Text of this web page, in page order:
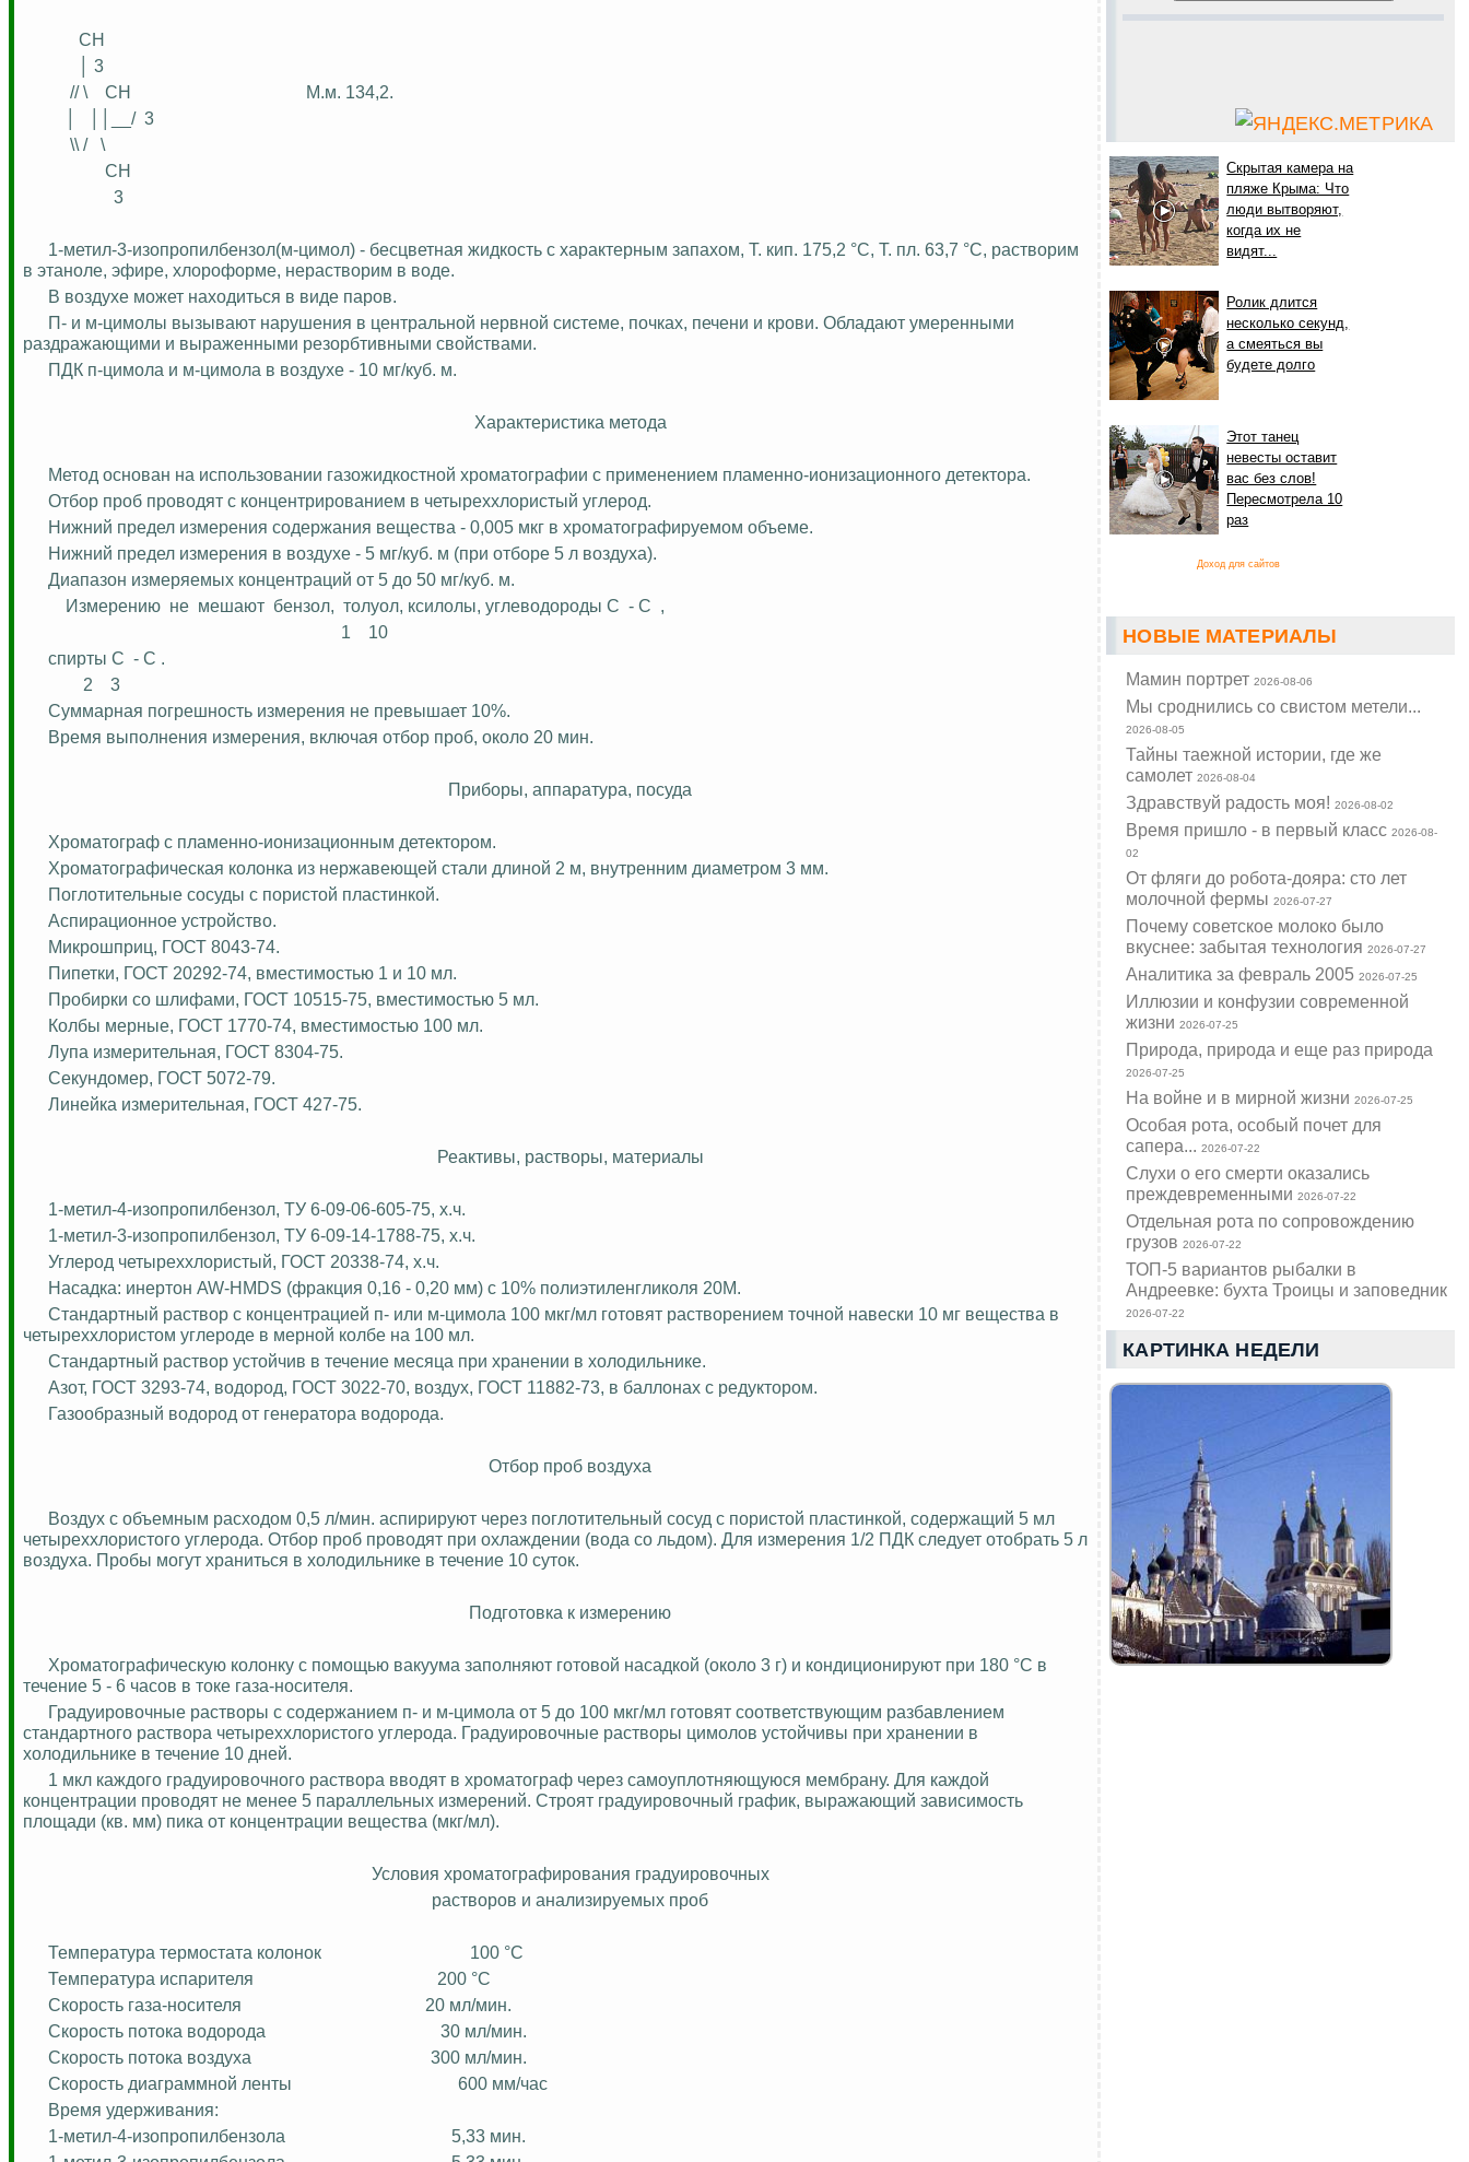
Скрытая камера на
пляже Крыма: Что
люди вытворяют,
когда их не
видят...
Ролик длится
несколько секунд,
а смеяться вы
будете долго
Этот танец
невесты оставит
вас без слов!
Пересмотрела 10
раз
Доход для сайтов
НОВЫЕ МАТЕРИАЛЫ
Мамин портрет2026-08-06
Мы сроднились со свистом метели...
2026-08-05
Тайны таежной истории, где же
самолет2026-08-04
Здравствуй радость моя!2026-08-02
Время пришло - в первый класс2026-08-
02
От фляги до робота-дояра: сто лет
молочной фермы2026-07-27
Почему советское молоко было
вкуснее: забытая технология2026-07-27
Аналитика за февраль 20052026-07-25
Иллюзии и конфузии современной
жизни2026-07-25
Природа, природа и еще раз природа
2026-07-25
На войне и в мирной жизни2026-07-25
Особая рота, особый почет для
сапера...2026-07-22
Слухи о его смерти оказались
преждевременными2026-07-22
Отдельная рота по сопровождению
грузов2026-07-22
ТОП-5 вариантов рыбалки в
Андреевке: бухта Троицы и заповедник
2026-07-22
КАРТИНКА НЕДЕЛИ
CH
│ 3
// \
CH М.м . 134,2.
││__/ 3
\\ /
\
CH
3
1-метил-3-изопропилбензол(м-цимол) - бесцветная жидкость с характерным запахом, Т. кип. 175,2 °С, Т. пл. 63,7 °С, растворим
в этаноле, эфире, хлороформе, нерастворим в воде.
В воздухе может находиться в виде паров.
П- и м-цимолы вызывают нарушения в центральной нервной системе, почках, печени и крови. Обладают умеренными
раздражающими и выраженными резорбтивными свойствами.
ПДК п-цимола и м-цимола в воздухе - 10 мг/куб. м.
Характеристика метода
Метод основан на использовании газожидкостной хроматографии с применением пламенно-ионизационного детектора.
Отбор проб проводят с концентрированием в четыреххлористый углерод.
Нижний предел измерения содержания вещества - 0,005 мкг в хроматографируемом объеме.
Нижний предел измерения в воздухе - 5 мг/куб. м (при отборе 5 л воздуха).
Диапазон измеряемых концентраций от 5 до 50 мг/куб. м.
Измерению не мешают бензол, толуол, ксилолы, углеводороды C - C
1
10
спирты C - C .
2
3
Суммарная погрешность измерения не превышает 10%.
Время выполнения измерения, включая отбор проб, около 20 мин.
Приборы, аппаратура, посуда
Хроматограф с пламенно-ионизационным детектором.
Хроматографическая колонка из нержавеющей стали длиной 2 м, внутренним диаметром 3 мм.
Поглотительные сосуды с пористой пластинкой.
Аспирационное устройство.
Микрошприц , ГОСТ 8043-74.
Пипетки, ГОСТ 20292-74, вместимостью 1 и 10 мл.
Пробирки со шлифами, ГОСТ 10515-75, вместимостью 5 мл.
Колбы мерные, ГОСТ 1770-74, вместимостью 100 мл.
Лупа измерительная, ГОСТ 8304-75.
Секундомер, ГОСТ 5072-79.
Линейка измерительная, ГОСТ 427-75.
Реактивы, растворы, материалы
1-метил-4-изопропилбензол, ТУ 6-09-06-605-75, х. ч
1-метил-3-изопропилбензол, ТУ 6-09-14-1788-75, х. ч
Углерод четыреххлористый, ГОСТ 20338-74, х. ч
Насадка: инертон AW-HMDS (фракция 0,16 - 0,20 мм) с 10% полиэтиленгликоля 20М.
Стандартный раствор с концентрацией п- или м-цимола 100 мкг/мл готовят растворением точной навески 10 мг вещества в
четыреххлористом углероде в мерной колбе на 100 мл.
Стандартный раствор устойчив в течение месяца при хранении в холодильнике.
Азот, ГОСТ 3293-74, водород, ГОСТ 3022-70, воздух, ГОСТ 11882-73, в баллонах с редуктором.
Газообразный водород от генератора водорода.
Отбор проб воздуха
Воздух с объемным расходом 0,5 л/мин. аспирируют через поглотительный сосуд с пористой пластинкой, содержащий 5 мл
четыреххлористого углерода. Отбор проб проводят при охлаждении (вода со льдом). Для измерения 1/2 ПДК следует отобрать 5 л
воздуха. Пробы могут храниться в холодильнике в течение 10 суток.
Подготовка к измерению
Хроматографическую колонку с помощью вакуума заполняют готовой насадкой (около 3 г) и кондиционируют при 180 °С в
течение 5 - 6 часов в токе газа-носителя.
Градуировочные растворы с содержанием п- и м-цимола от 5 до 100 мкг/мл готовят соответствующим разбавлением
стандартного раствора четыреххлористого углерода. Градуировочные растворы цимолов устойчивы при хранении в
холодильнике в течение 10 дней.
1 мкл каждого градуировочного раствора вводят в хроматограф через самоуплотняющуюся мембрану. Для каждой
концентрации проводят не менее 5 параллельных измерений. Строят градуировочный график, выражающий зависимость
площади (кв. мм) пика от концентрации вещества (мкг/мл).
Условия хроматографирования градуировочных
растворов и анализируемых проб
Температура термостата колонок 100 °С
Температура испарителя
200 °С
Скорость газа-носителя
20 мл/мин.
Скорость потока водорода
30 мл/мин.
Скорость потока воздуха
300 мл/мин.
Скорость диаграммной ленты
600 мм/час
Время удерживания:
1-метил-4-изопропилбензола
5,33 мин.